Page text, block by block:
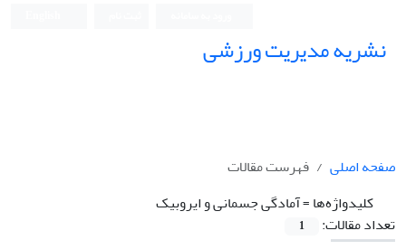
نشریه مدیریت ورزشی
صفحه اصلی
فهرست مقالات
کلیدواژه‌ها =آمادگی جسمانی و ایروبیک
تعداد مقالات:
1